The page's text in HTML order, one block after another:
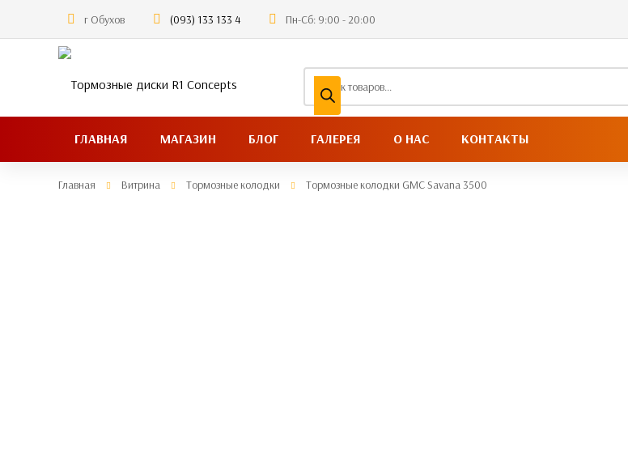
г Обухов (093) 133 133 4 Пн-Сб: 9:00 - 20:00
Поиск
товаров
ГЛАВНАЯ МАГАЗИН БЛОГ ГАЛЕРЕЯ О НАС КОНТАКТЫ
Главная Витрина Тормозные колодки Тормозные колодки GMC Savana 3500